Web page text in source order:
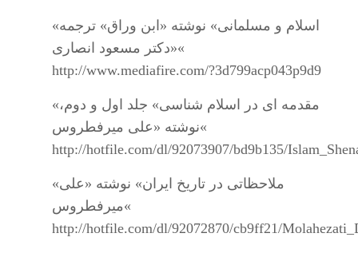
«اسلام و مسلمانی» نوشته «ابن وراق» ترجمه
«دکتر مسعود انصاری«
http://www.mediafire.com/?3d799acp043p9d9
«مقدمه ای در اسلام شناسی» جلد اول و دوم،
نوشته «علی میرفطروس«
http://hotfile.com/dl/92073907/bd9b135/
«ملاحظاتی در تاریخ ایران» نوشته «علی
میرفطروس«
http://hotfile.com/dl/92072870/cb9ff21/